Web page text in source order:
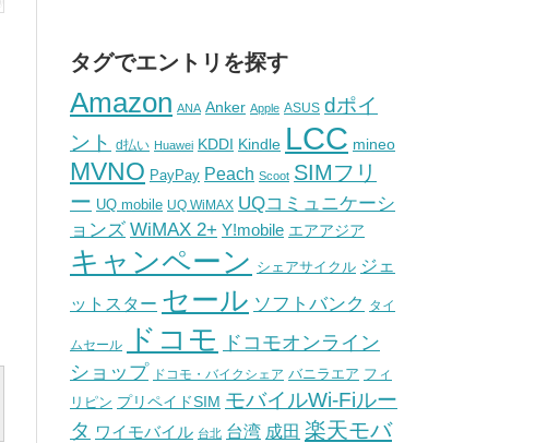
タグでエントリを探す
Amazon ANA Anker Apple ASUS dポイ
ント
d払い Huawei KDDI Kindle LCC mineo
MVNO PayPay Peach Scoot SIMフリ
ー UQ mobile UQ WiMAX UQコミュニケーシ
ョンズ WiMAX 2+ Y!mobile エアアジア
キャンペーン シェアサイクル ジェ
ットスター セール ソフトバンク タイ
ムセール ドコモ
ドコモオンライン
ショップ ドコモ・バイクシェア バニラエア フィ
リピン プリペイドSIM モバイルWi-Fiルー
タ ワイモバイル 台北 台湾 成田 楽天モバ